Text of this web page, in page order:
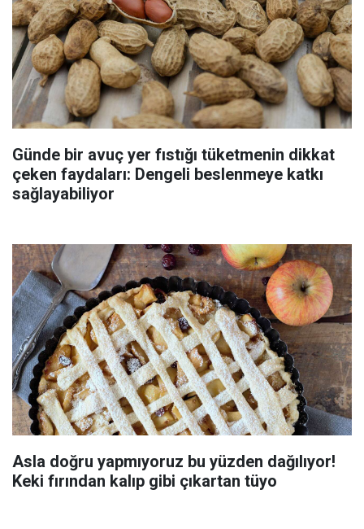
Günde bir avuç yer fıstığı tüketmenin dikkat
çeken faydaları: Dengeli beslenmeye katkı
sağlayabiliyor
Asla doğru yapmıyoruz bu yüzden dağılıyor!
Keki fırından kalıp gibi çıkartan tüyo